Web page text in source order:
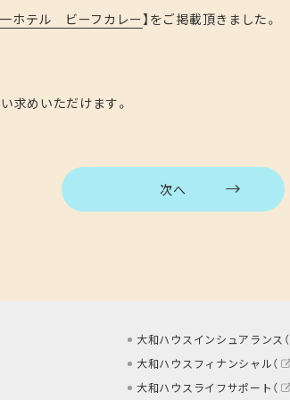
ホテル ビーフカレー】をご掲載頂きました。
求めいただけます。
次へ
大和ハウスインシュアランス（
大和ハウスフィナンシャル（
大和ハウスライフサポート（